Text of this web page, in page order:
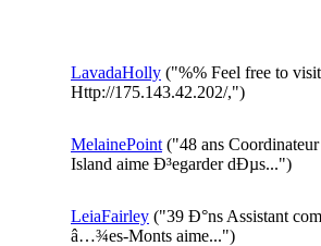
LavadaHolly ("%% Feel free to
Http://175.143.42.202/,")
MelainePoint ("48 ans
Island aime Ð³egarder dÐµs...")
LeiaFairley ("39 Ð°ns Assistant
â…¾es-Monts aime...")